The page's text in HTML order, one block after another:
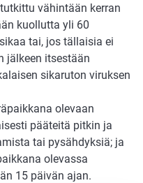
vähintään kerran
kuollutta yli 60
tai, jos tällaisia ei
jälkeen itsestään
sikaruton viruksen
olevaan
pääteitä pitkin ja
tai pysähdyksiä; ja
olevassa
15 päivän ajan.